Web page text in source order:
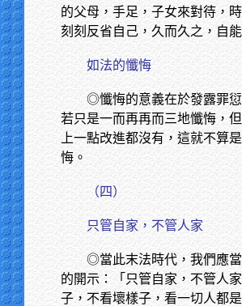
的父母，手足，子女來對待，
刻刻反省自己，久而久之，自
如法的懺悔
◎懺悔的意義在於發露罪愆
若只是一而再再而三地懺悔，
上一點改進都沒有，這就不算
悔。
（四）
只管自家，不管人家
◎當此末法時代，我們應
的開示：「只管自家，不管人
子，不看壞樣子，看一切人都